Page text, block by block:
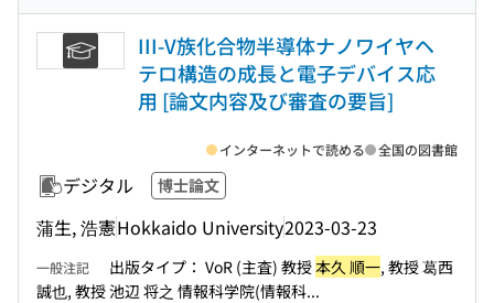
III-V族化合物半導体ナノワイヤヘ
テロ構造の成長と電子デバイス応
用 [論文内容及び審査の要旨]
デジタル 博士論文
蒲生, 浩憲Hokkaido University2023-03-23
インターネットで読める 全国の図書館
一般注記 出版タイプ： VoR (主査) 教授本久 順一, 教授 葛西
誠也, 教授 池辺 将之 情報科学院(情報科...